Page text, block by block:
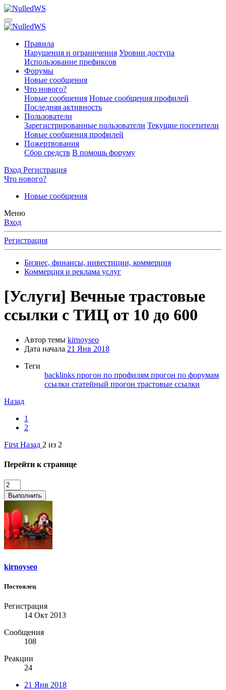
Правила
Нарушения и ограничения Уровни доступа
Использование префиксов
Форумы
Новые сообщения
Что нового?
Новые сообщения Новые сообщения профилей
Последняя активность
Пользователи
Зарегистрированные пользователи Текущие посетители
Новые сообщения профилей
Пожертвования
Сбор средств В помощь форуму
Вход Регистрация
Что нового?
Новые сообщения
Меню
Вход
Регистрация
Бизнес, финансы, инвестиции, коммерция
Коммерция и реклама услуг
[Услуги] Вечные трастовые
ссылки с ТИЦ от 10 до 600
Автор темы kirnoyseo
Дата начала 21 Янв 2018
Теги
backlinks прогон по профилям прогон по форумам
ссылки статейный прогон трастовые ссылки
Назад
1
2
First Назад 2 из 2
Перейти к странице
Выполнить
kirnoyseo
Постоялец
Регистрация
14 Окт 2013
Сообщения
108
Реакции
24
21 Янв 2018